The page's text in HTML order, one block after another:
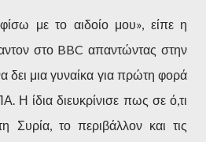
με το αιδοίο μου», είπε η
στο BBC απαντώντας στην
δει μια γυναίκα για πρώτη φορά
Η ίδια διευκρίνισε πως σε ό,τι
Συρία, το περιβάλλον και τις